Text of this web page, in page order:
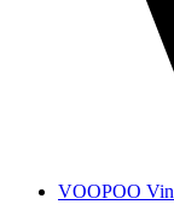
VOOPOO